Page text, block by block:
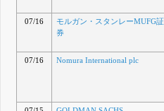
07/16
モルガン・スタンレーMUFG証
券
07/16
Nomura International plc